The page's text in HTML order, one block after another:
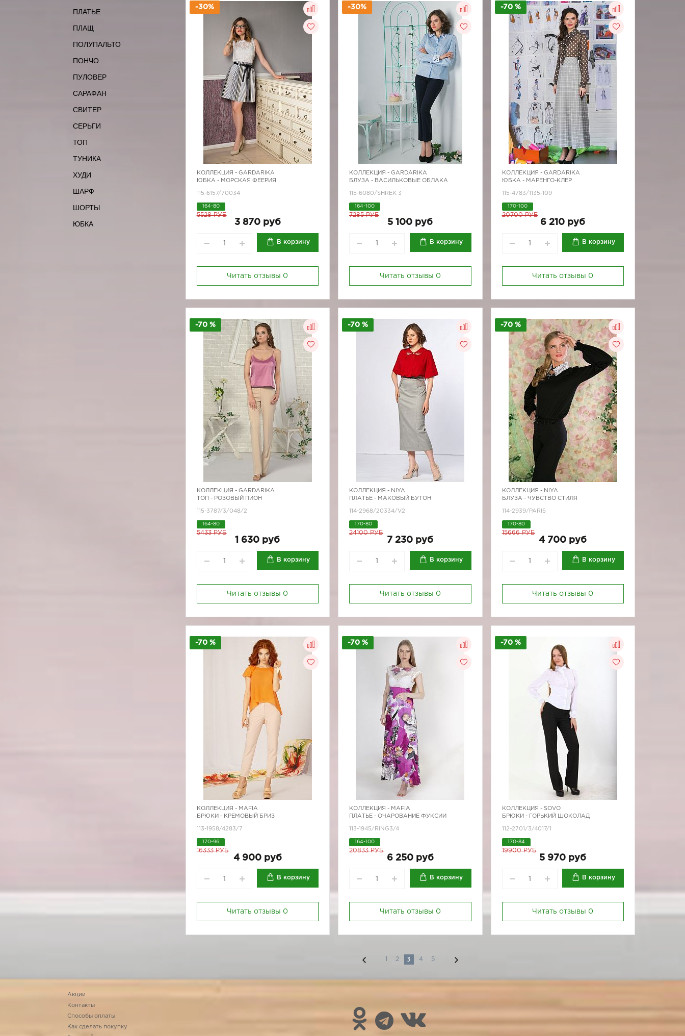
ПЛАТЬЕ
ПЛАЩ
ПОЛУПАЛЬТО
ПОНЧО
ПУЛОВЕР
САРАФАН
СВИТЕР
СЕРЬГИ
ТОП
ТУНИКА
ХУДИ
ШАРФ
ШОРТЫ
ЮБКА
-30%
КОЛЛЕКЦИЯ - GARDARIKA
ЮБКА - МОРСКАЯ ФЕЕРИЯ
115-6157/70034
164-80
5528 РУБ
3 870 руб
В корзину
Читать отзывы 0
-30%
КОЛЛЕКЦИЯ -GARDARIKA
БЛУЗА - ВАСИЛЬКОВЫЕ ОБЛАКА
115-6080/SHREK 3
164-100
7285 РУБ
5 100 руб
В корзину
Читать отзывы 0
-70 %
КОЛЛЕКЦИЯ - GARDARIKA
ЮБКА - МАРЕНГО-КЛЕР
115-4783/1135-109
170-100
20700 РУБ
6 210 руб
В корзину
Читать отзывы 0
-70 %
КОЛЛЕКЦИЯ - GARDARIKA
ТОП - РОЗОВЫЙ ПИОН
115-3787/3/048/2
164-80
5433 РУБ
1 630 руб
В корзину
Читать отзывы 0
-70 %
КОЛЛЕКЦИЯ - NIYA
ПЛАТЬЕ - МАКОВЫЙ БУТОН
114-2968/20334/V2
170-80
24100 РУБ
7 230 руб
В корзину
Читать отзывы 0
-70 %
КОЛЛЕКЦИЯ - NIYA
БЛУЗА - ЧУВСТВО СТИЛЯ
114-2939/PARIS
170-80
15666 РУБ
4 700 руб
В корзину
Читать отзывы 0
-70 %
КОЛЛЕКЦИЯ - MAFIA
БРЮКИ - КРЕМОВЫЙ БРИЗ
113-1958/4283/7
170-96
16333 РУБ
4 900 руб
В корзину
Читать отзывы 0
-70 %
КОЛЛЕКЦИЯ - MAFIA
ПЛАТЬЕ - ОЧАРОВАНИЕ ФУКСИИ
113-1945/RING3/4
164-100
20833 РУБ
6 250 руб
В корзину
Читать отзывы 0
-70 %
КОЛЛЕКЦИЯ - SOVO
БРЮКИ - ГОРЬКИЙ ШОКОЛАД
112-2701/3/4017/1
170-84
19900 РУБ
5 970 руб
В корзину
Читать отзывы 0
2 3 4 5
Акции
Контакты
Способы оплаты
Как сделать покупку